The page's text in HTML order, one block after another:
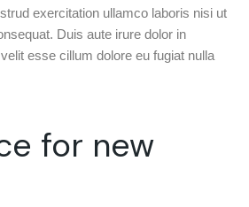
exercitation ullamco laboris nisi ut
Duis aute irure dolor in
esse cillum dolore eu fugiat nulla
for new